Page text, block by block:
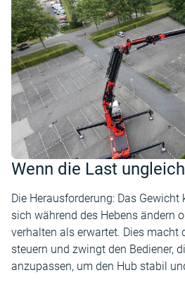
Wenn die Last
Die Herausforderung: Das Gewicht
sich während des Hebens ändern
verhalten als erwartet. Dies macht
steuern und zwingt den Bediener,
anzupassen, um den Hub stabil